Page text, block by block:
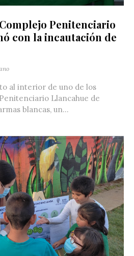
Penitenciario
con la incautación de
al interior de uno de los
Llancahue de
blancas, un...